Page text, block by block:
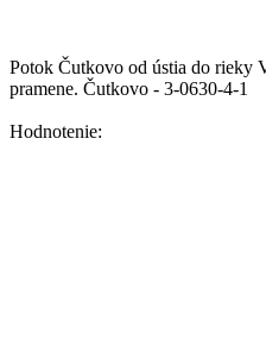
Potok Čutkovo od ústia do rieky
pramene. Čutkovo - 3-0630-4-1
Hodnotenie: